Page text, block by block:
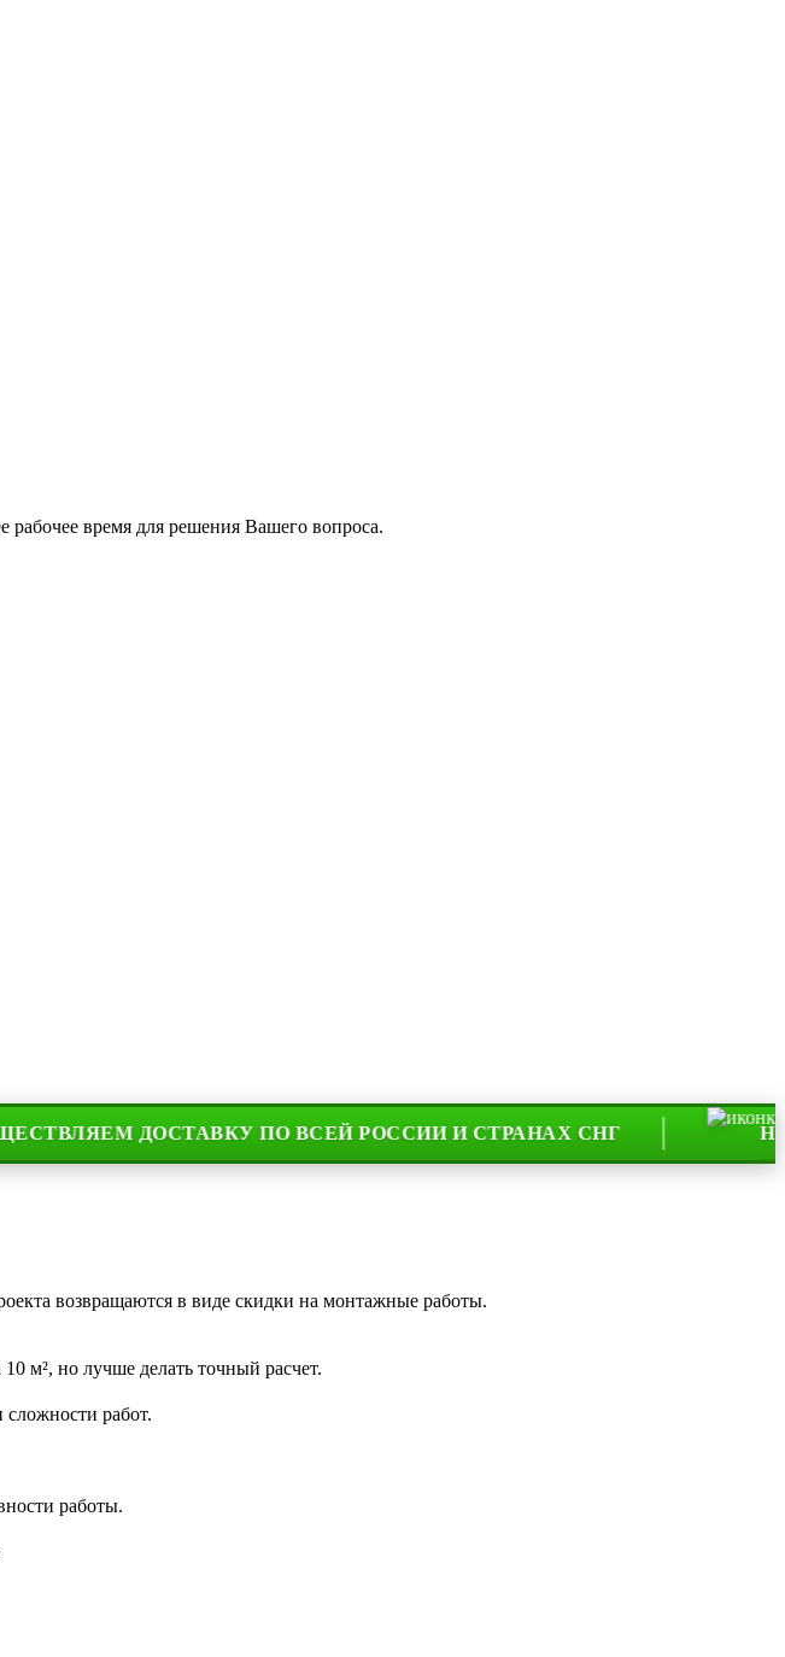
время для решения Вашего вопроса.
ДОСТАВКУ ПО ВСЕЙ РОССИИ И СТРАНАХ СНГ
НА
возвращаются в виде скидки на монтажные работы.
м², но лучше делать точный расчет.
работ.
работы.